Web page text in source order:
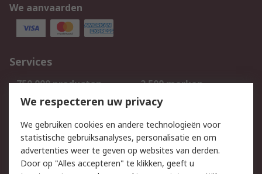
We aanvaarden
Services
750.000 producten
2.500 merken
Bestellen
Inkoopoplossingen
Track & Trace
Wettelijk
We respecteren uw privacy
We gebruiken cookies en andere technologieën voor
statistische gebruiksanalyses, personalisatie en om
advertenties weer te geven op websites van derden.
Door op "Alles accepteren" te klikken, geeft u